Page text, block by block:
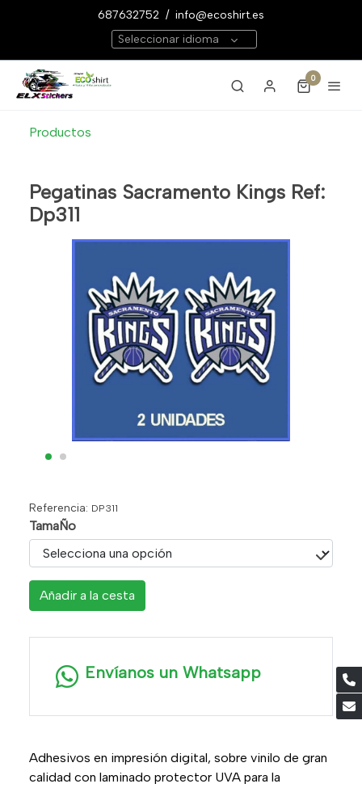
687632752 / info@ecoshirt.es
Seleccionar idioma
0
Productos
Pegatinas Sacramento Kings Ref:
Dp311
Referencia: DP311
TamaÑo
Añadir a la cesta
Envíanos un Whatsapp
Adhesivos en impresión digital, sobre vinilo de gran
calidad con laminado protector UVA para la